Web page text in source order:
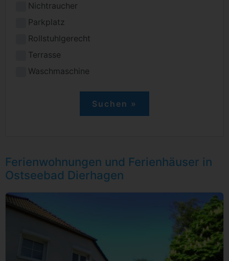
Nichtraucher
Parkplatz
Rollstuhlgerecht
Terrasse
Waschmaschine
Ferienwohnungen und Ferienhäuser in
Ostseebad Dierhagen